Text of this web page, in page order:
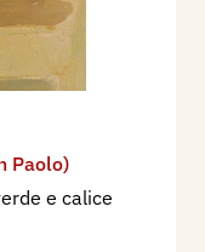
Paolo)
e calice